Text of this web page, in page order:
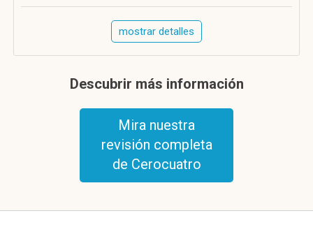
mostrar detalles
Descubrir más información
Mira nuestra
revisión completa
de Cerocuatro